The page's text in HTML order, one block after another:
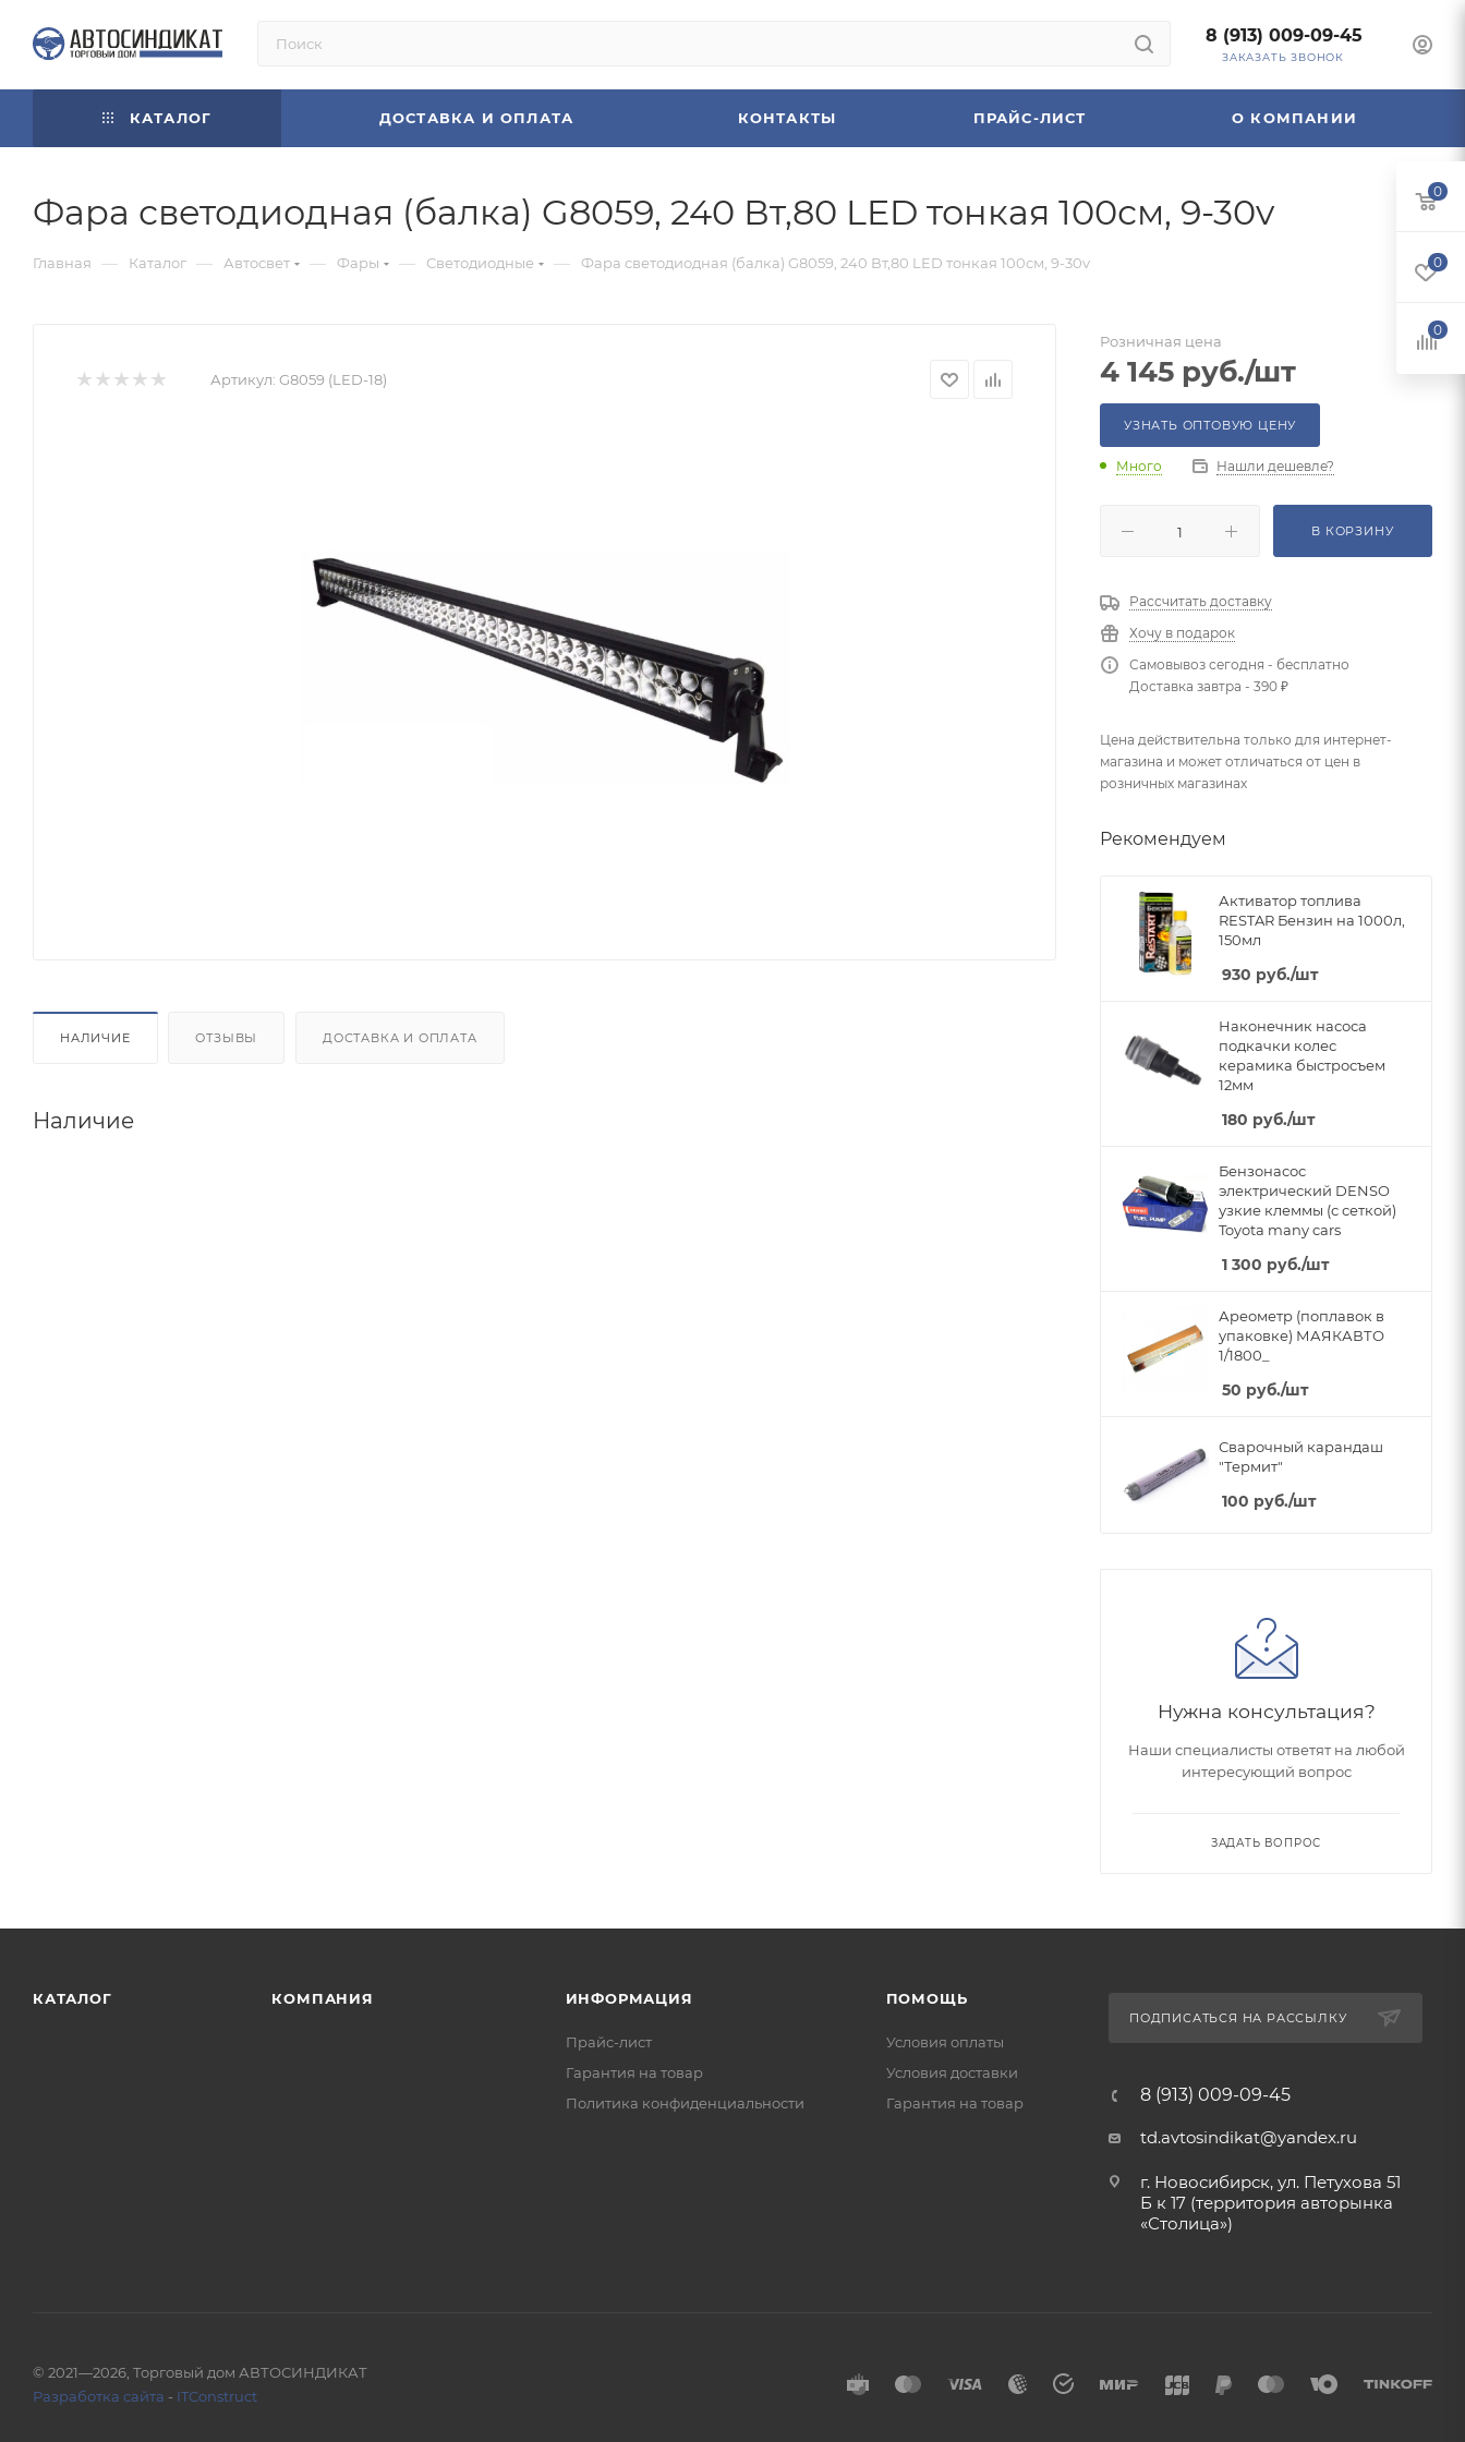
8 (913) 009-09-45
ЗАКАЗАТЬ ЗВОНОК
КАТАЛОГ ДОСТАВКА И ОПЛАТА КОНТАКТЫ ПРАЙС-ЛИСТ О КОМПАНИИ
Фара светодиодная (балка) G8059, 240 Вт,80 LED тонкая 100см, 9-30v
Главная — Каталог — Автосвет — Фары — Светодиодные — Фара светодиодная (балка) G8059, 240 Вт,80 LED тонкая 100см, 9-30v
Артикул: G8059 (LED-18)
НАЛИЧИЕ ОТЗЫВЫ ДОСТАВКА И ОПЛАТА
Наличие
Розничная цена
4 145 руб./шт
УЗНАТЬ ОПТОВУЮ ЦЕНУ
Много Нашли дешевле?
В КОРЗИНУ
Рассчитать доставку
Хочу в подарок
Самовывоз сегодня - бесплатно
Доставка завтра - 390 ₽
Цена действительна только для интернет-
магазина и может отличаться от цен в
розничных магазинах
Рекомендуем
Активатор топлива
RESTAR Бензин на 1000л,
150мл
930 руб./шт
Наконечник насоса
подкачки колес
керамика быстросъем
12мм
180 руб./шт
Бензонасос
электрический DENSO
узкие клеммы (с сеткой)
Toyota many cars
1 300 руб./шт
Ареометр (поплавок в
упаковке) МАЯКАВТО
1/1800_
50 руб./шт
Сварочный карандаш
"Термит"
100 руб./шт
Нужна консультация?
Наши специалисты ответят на любой
интересующий вопрос
ЗАДАТЬ ВОПРОС
КАТАЛОГ КОМПАНИЯ ИНФОРМАЦИЯ
Прайс-лист
Гарантия на товар
Политика конфиденциальности
ПОМОЩЬ
Условия оплаты
Условия доставки
Гарантия на товар
ПОДПИСАТЬСЯ НА РАССЫЛКУ
8 (913) 009-09-45
td.avtosindikat@yandex.ru
г. Новосибирск, ул. Петухова 51
Б к 17 (территория авторынка
«Столица»)
© 2021—2026, Торговый дом АВТОСИНДИКАТ
Разработка сайта - ITConstruct
0
0
0